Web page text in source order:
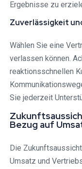
Ergebnisse zu
Zuverlässigkeit
Wählen Sie eine
verlassen können.
reaktionsschnellen
Sie jederzeit
Bezug auf
Die
Umsatz und